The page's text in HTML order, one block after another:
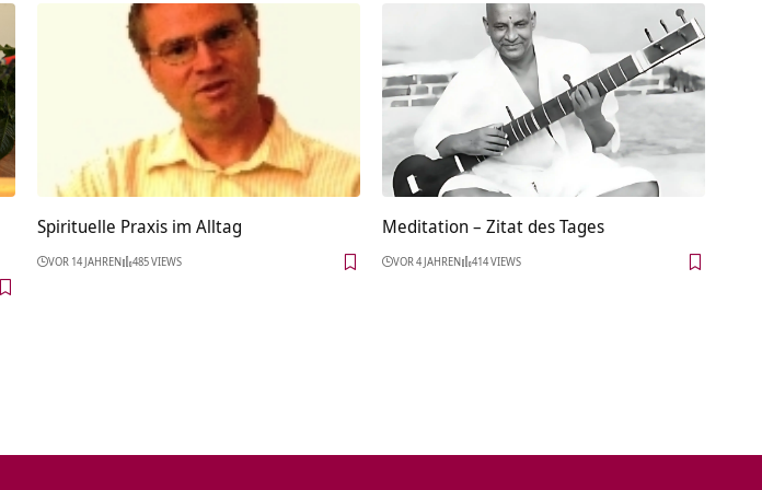
Spirituelle Praxis im Alltag
VOR 14 JAHREN 485 VIEWS
Meditation – Zitat des Tages
VOR 4 JAHREN 414 VIEWS